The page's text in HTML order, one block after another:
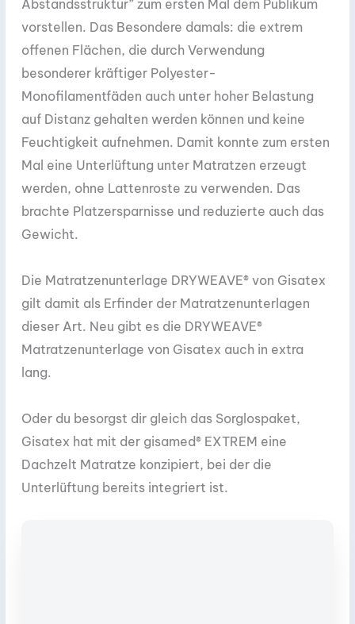
Abstandsstruktur” zum ersten Mal dem Publikum
vorstellen. Das Besondere damals: die extrem
offenen Flächen, die durch Verwendung
besonderer kräftiger Polyester-
Monofilamentfäden auch unter hoher Belastung
auf Distanz gehalten werden können und keine
Feuchtigkeit aufnehmen. Damit konnte zum ersten
Mal eine Unterlüftung unter Matratzen erzeugt
werden, ohne Lattenroste zu verwenden. Das
brachte Platzersparnisse und reduzierte auch das
Gewicht.
Die Matratzenunterlage DRYWEAVE® von Gisatex
gilt damit als Erfinder der Matratzenunterlagen
dieser Art. Neu gibt es die DRYWEAVE®
Matratzenunterlage von Gisatex auch in extra
lang.
Oder du besorgst dir gleich das Sorglospaket,
Gisatex hat mit der gisamed® EXTREM eine
Dachzelt Matratze konzipiert, bei der die
Unterlüftung bereits integriert ist.